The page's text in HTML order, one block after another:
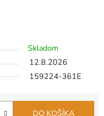
Skladom
12.8.2026
159224-361E
DO KOŠÍKA